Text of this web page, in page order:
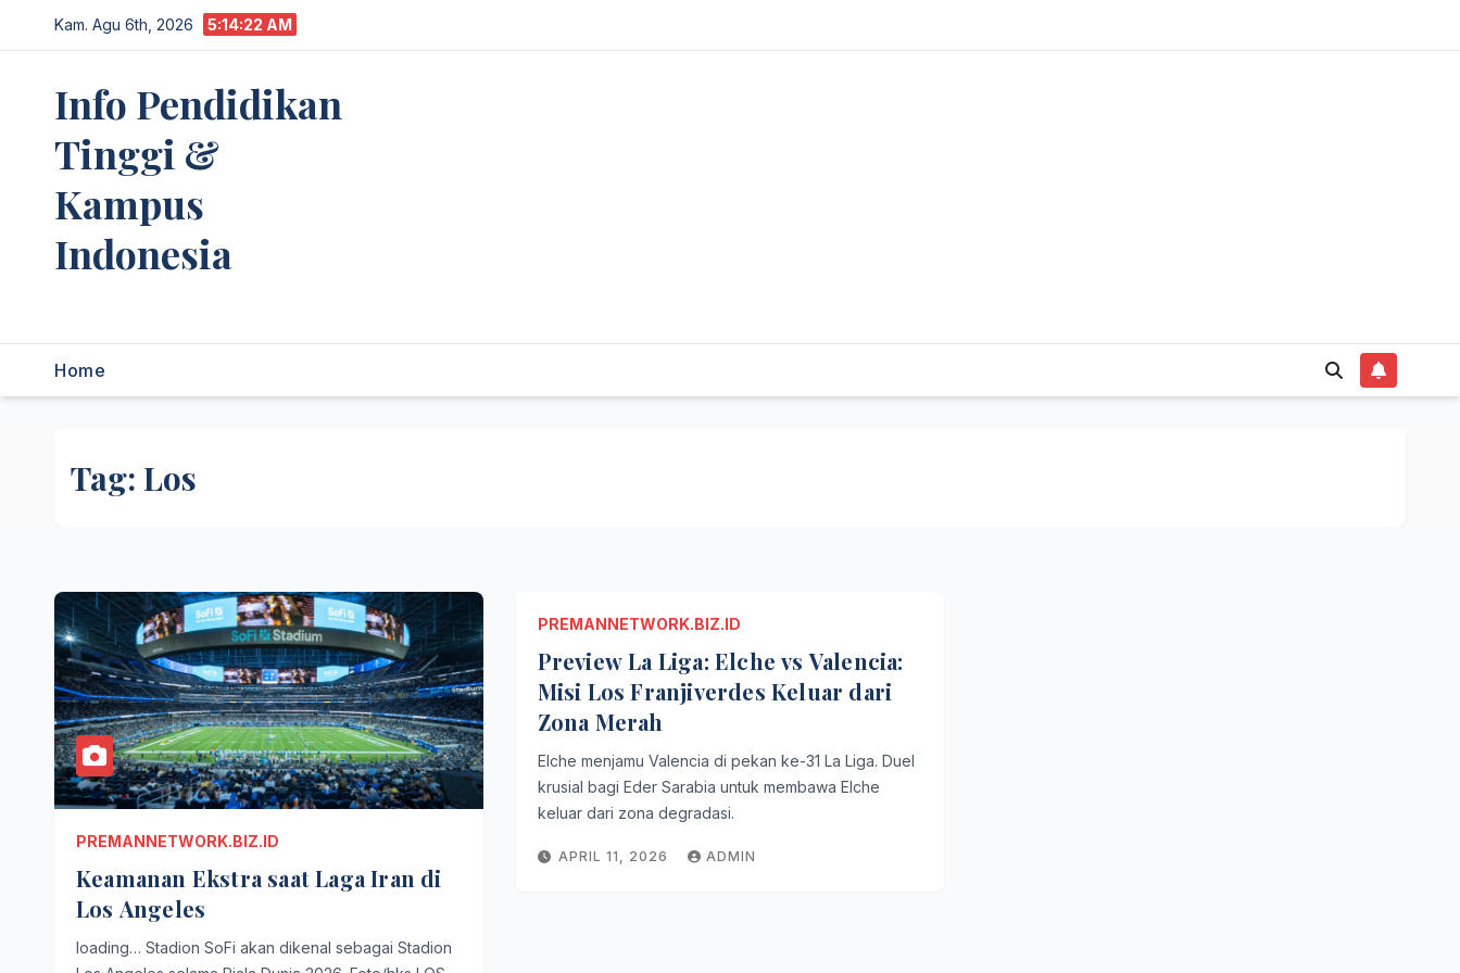
to
Kam. Agu 6th, 2026 5:14:22 AM
Info Pendidikan
Tinggi &
Kampus
Indonesia
Home
Tag: Los
PREMANNETWORK.BIZ.ID
Keamanan Ekstra saat Laga Iran di
Los Angeles
loading… Stadion SoFi akan dikenal sebagai Stadion
PREMANNETWORK.BIZ.ID
Preview La Liga: Elche vs Valencia:
Misi Los Franjiverdes Keluar dari
Zona Merah
Elche menjamu Valencia di pekan ke-31 La Liga. Duel
krusial bagi Eder Sarabia untuk membawa Elche
keluar dari zona degradasi.
APRIL 11, 2026 ADMIN